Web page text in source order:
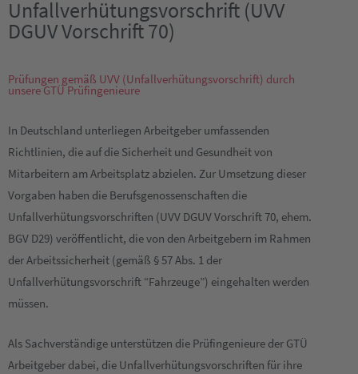
Unfallverhütungsvorschrift (UVV
DGUV Vorschrift 70)
Prüfungen gemäß UVV (Unfallverhütungsvorschrift) durch
unsere GTÜ Prüfingenieure
In Deutschland unterliegen Arbeitgeber umfassenden
Richtlinien, die auf die Sicherheit und Gesundheit von
Mitarbeitern am Arbeitsplatz abzielen. Zur Umsetzung dieser
Vorgaben haben die Berufsgenossenschaften die
Unfallverhütungsvorschriften (UVV DGUV Vorschrift 70, ehem.
BGV D29) veröffentlicht, die von den Arbeitgebern im Rahmen
der Arbeitssicherheit (gemäß § 57 Abs. 1 der
Unfallverhütungsvorschrift “Fahrzeuge”) eingehalten werden
müssen.
Als Sachverständige unterstützen die Prüfingenieure der GTÜ
Arbeitgeber dabei, die Unfallverhütungsvorschriften für ihre